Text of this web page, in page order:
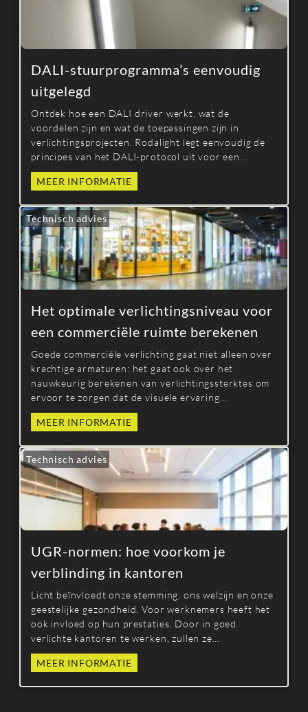
DALI-stuurprogramma’s eenvoudig
uitgelegd
Ontdek hoe een DALI driver werkt, wat de
voordelen zijn en wat de toepassingen zijn in
verlichtingsprojecten. Rodalight legt eenvoudig de
principes van het DALI-protocol uit voor een
nauwkeurige en betrouwbare besturing.
MEER INFORMATIE
Technisch advies
Het optimale verlichtingsniveau voor
een commerciële ruimte berekenen
Goede commerciële verlichting gaat niet alleen over
krachtige armaturen: het gaat ook over het
nauwkeurig berekenen van verlichtingssterktes om
ervoor te zorgen dat de visuele ervaring
comfortabel en aantrekkelijk is en voldoet aan de
normen. Weten hoe je de optimale
berekent, kan de klantervaring verbeteren en
tegelijk het energieverbruik optimaliseren.
MEER INFORMATIE
Technisch advies
UGR-normen: hoe voorkom je
verblinding in kantoren
Licht beïnvloedt onze stemming, ons welzijn en onze
geestelijke gezondheid. Voor werknemers heeft het
ook invloed op hun prestaties. Door in goed
verlichte kantoren te werken, zullen ze
gemotiveerder en efficiënter zijn.
MEER INFORMATIE